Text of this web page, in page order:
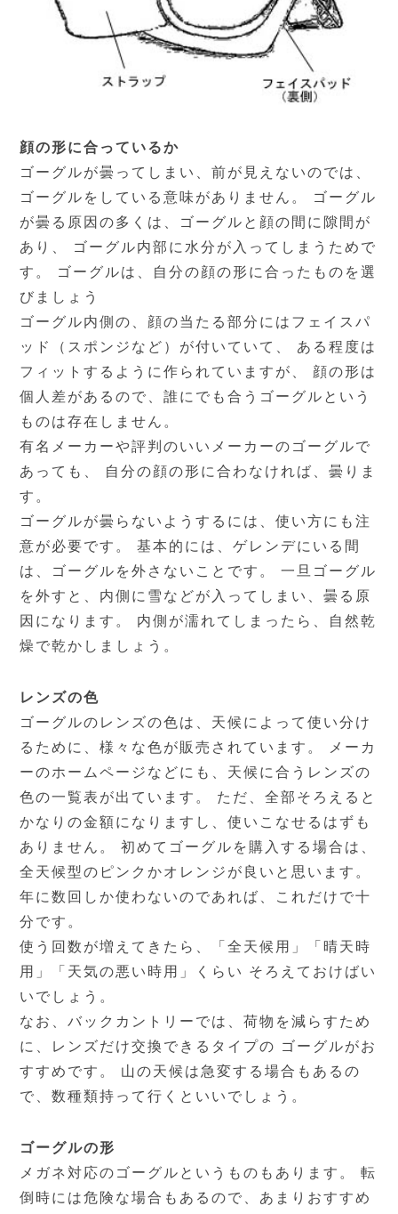
顔の形に合っているか
ゴーグルが曇ってしまい、前が見えないのでは、
ゴーグルをしている意味がありません。 ゴーグル
が曇る原因の多くは、ゴーグルと顔の間に隙間が
あり、 ゴーグル内部に水分が入ってしまうためで
す。 ゴーグルは、自分の顔の形に合ったものを選
びましょう
ゴーグル内側の、顔の当たる部分にはフェイスパ
ッド（スポンジなど）が付いていて、 ある程度は
フィットするように作られていますが、 顔の形は
個人差があるので、誰にでも合うゴーグルという
ものは存在しません。
有名メーカーや評判のいいメーカーのゴーグルで
あっても、 自分の顔の形に合わなければ、曇りま
す。
ゴーグルが曇らないようするには、使い方にも注
意が必要です。 基本的には、ゲレンデにいる間
は、ゴーグルを外さないことです。 一旦ゴーグル
を外すと、内側に雪などが入ってしまい、曇る原
因になります。 内側が濡れてしまったら、自然乾
燥で乾かしましょう。
レンズの色
ゴーグルのレンズの色は、天候によって使い分け
るために、様々な色が販売されています。 メーカ
ーのホームページなどにも、天候に合うレンズの
色の一覧表が出ています。 ただ、全部そろえると
かなりの金額になりますし、使いこなせるはずも
ありません。 初めてゴーグルを購入する場合は、
全天候型のピンクかオレンジが良いと思います。
年に数回しか使わないのであれば、これだけで十
分です。
使う回数が増えてきたら、「全天候用」「晴天時
用」「天気の悪い時用」くらい そろえておけばい
いでしょう。
なお、バックカントリーでは、荷物を減らすため
に、レンズだけ交換できるタイプの ゴーグルがお
すすめです。 山の天候は急変する場合もあるの
で、数種類持って行くといいでしょう。
ゴーグルの形
メガネ対応のゴーグルというものもあります。 転
倒時には危険な場合もあるので、あまりおすすめ